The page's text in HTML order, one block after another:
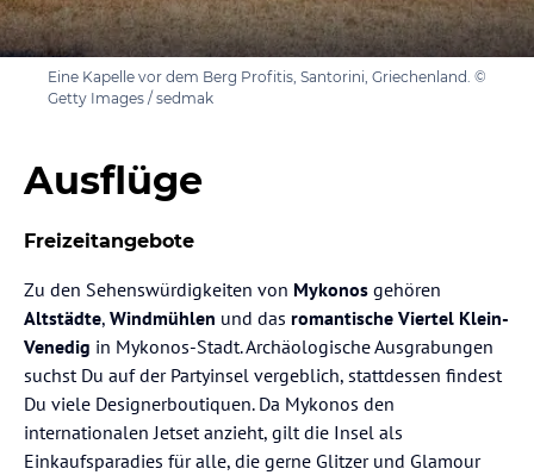
Eine Kapelle vor dem Berg Profitis, Santorini, Griechenland. ©
Getty Images / sedmak
Ausflüge
Freizeitangebote
Zu den Sehenswürdigkeiten von Mykonos gehören
Altstädte, Windmühlen und das romantische Viertel Klein-
Venedig in Mykonos-Stadt. Archäologische Ausgrabungen
suchst Du auf der Partyinsel vergeblich, stattdessen findest
Du viele Designerboutiquen. Da Mykonos den
internationalen Jetset anzieht, gilt die Insel als
Einkaufsparadies für alle, die gerne Glitzer und Glamour